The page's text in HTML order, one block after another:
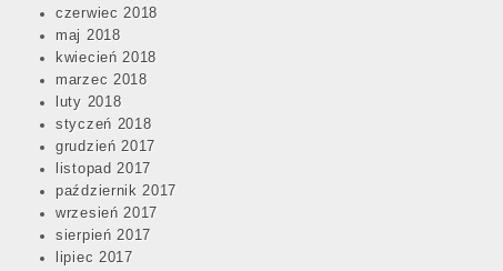
czerwiec 2018
maj 2018
kwiecień 2018
marzec 2018
luty 2018
styczeń 2018
grudzień 2017
listopad 2017
październik 2017
wrzesień 2017
sierpień 2017
lipiec 2017